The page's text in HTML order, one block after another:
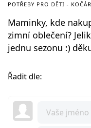
POTŘEBY PRO DĚTI -
Maminky, kde
zimní oblečení?
jednu sezonu :)
Řadit dle: